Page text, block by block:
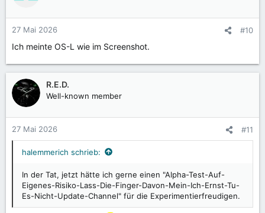
27 Mai 2026 #10
Ich meinte OS-L wie im Screenshot.
R.E.D.
Well-known member
27 Mai 2026 #11
halemmerich schrieb:
In der Tat, jetzt hätte ich gerne einen "Alpha-Test-Auf-
Eigenes-Risiko-Lass-Die-Finger-Davon-Mein-Ich-Ernst-Tu-
Es-Nicht-Update-Channel" für die Experimentierfreudigen.